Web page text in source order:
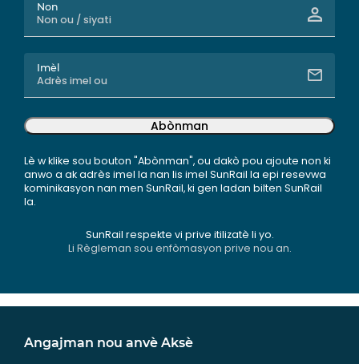
Non
Imèl
Abònman
Lè w klike sou bouton "Abònman", ou dakò pou ajoute non ki
anwo a ak adrès imel la nan lis imel SunRail la epi resevwa
kominikasyon nan men SunRail, ki gen ladan bilten SunRail
la.
SunRail respekte vi prive itilizatè li yo.
Li Règleman sou enfòmasyon prive nou an.
Angajman nou anvè Aksè